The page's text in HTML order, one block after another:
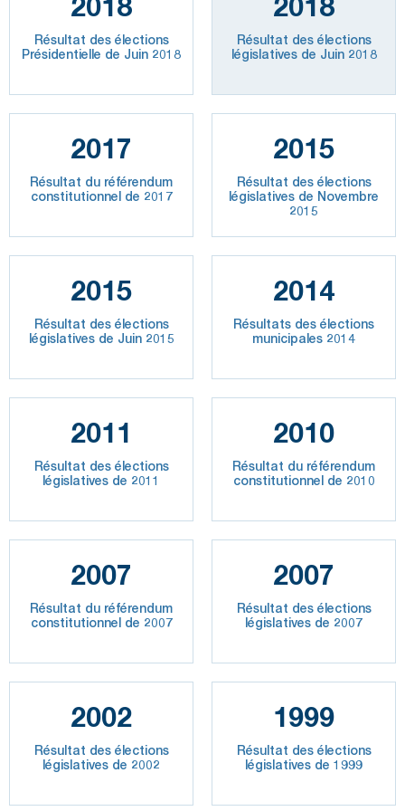
Résultat des élections
Présidentielle de Juin 2018
Résultat des élections
législatives de Juin 2018
2017
Résultat du référendum
constitutionnel de 2017
2015
Résultat des élections
législatives de Novembre
2015
2015
Résultat des élections
législatives de Juin 2015
2014
Résultats des élections
municipales 2014
2011
Résultat des élections
législatives de 2011
2010
Résultat du référendum
constitutionnel de 2010
2007
Résultat du référendum
constitutionnel de 2007
2007
Résultat des élections
législatives de 2007
2002
Résultat des élections
législatives de 2002
1999
Résultat des élections
législatives de 1999